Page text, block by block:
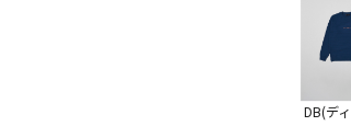
DB(デ